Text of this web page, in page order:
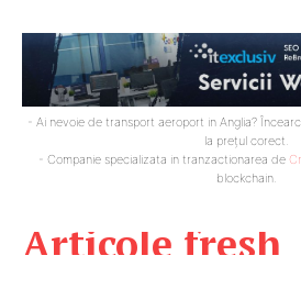
Articole fresh
- Ai nevoie de transport aeroport in Anglia?
la prețul corect.
- Companie specializata in tranzactionarea de
blockchain.